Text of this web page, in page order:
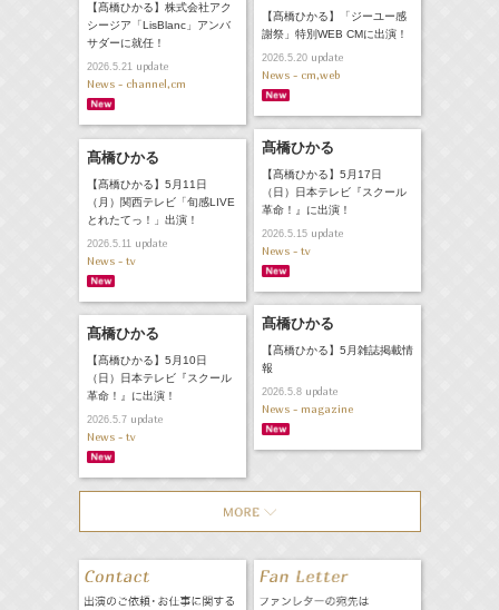
【髙橋ひかる】株式会社アク
シージア「LisBlanc」アンバ
サダーに就任！
2026.5.21update
News - channel,cm
【髙橋ひかる】「ジーユー感
謝祭」特別WEB CMに出演！
2026.5.20update
News - cm,web
髙橋ひかる
【髙橋ひかる】5月17日
（日）日本テレビ『スクール
革命！』に出演！
2026.5.15update
News - tv
髙橋ひかる
【髙橋ひかる】5月11日
（月）関西テレビ「旬感LIVE
とれたてっ！」出演！
2026.5.11update
News - tv
髙橋ひかる
【髙橋ひかる】5月雑誌掲載情
報
2026.5.8update
News - magazine
髙橋ひかる
【髙橋ひかる】5月10日
（日）日本テレビ『スクール
革命！』に出演！
2026.5.7update
News - tv